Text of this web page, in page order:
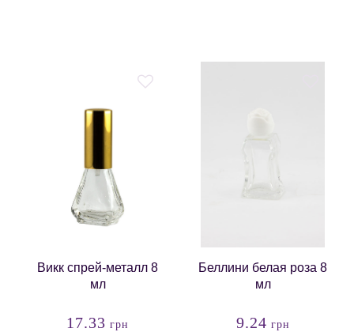
Викк спрей-металл 8
мл
17.33 грн
Беллини белая роза 8
мл
9.24 грн